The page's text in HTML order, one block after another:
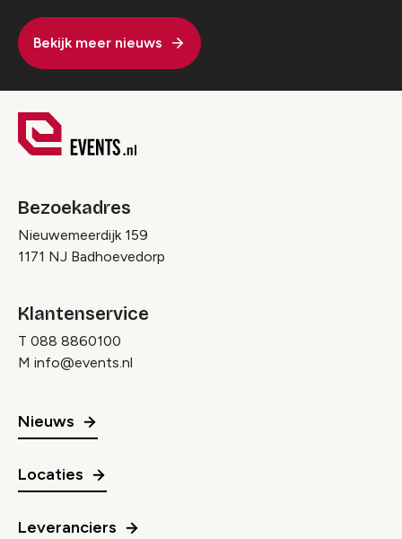
Bekijk meer nieuws
Bezoekadres
Nieuwemeerdijk 159
1171 NJ Badhoevedorp
Klantenservice
T 088 8860100
M info@events.nl
Nieuws
Locaties
Leveranciers